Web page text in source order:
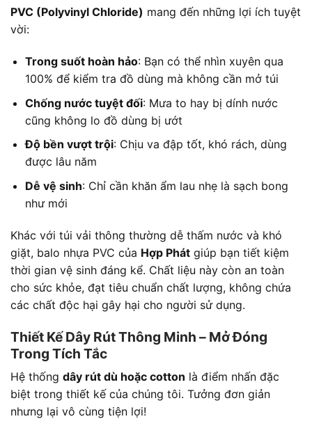
PVC (Polyvinyl Chloride) mang đến những lợi ích tuyệt
vời:
Trong suốt hoàn hảo: Bạn có thể nhìn xuyên qua
100% để kiểm tra đồ dùng mà không cần mở túi
Chống nước tuyệt đối: Mưa to hay bị dính nước
cũng không lo đồ dùng bị ướt
Độ bền vượt trội: Chịu va đập tốt, khó rách, dùng
được lâu năm
Dễ vệ sinh: Chỉ cần khăn ẩm lau nhẹ là sạch bong
như mới
Khác với túi vải thông thường dễ thấm nước và khó
giặt, balo nhựa PVC của Hợp Phát giúp bạn tiết kiệm
thời gian vệ sinh đáng kể. Chất liệu này còn an toàn
cho sức khỏe, đạt tiêu chuẩn chất lượng, không chứa
các chất độc hại gây hại cho người sử dụng.
Thiết Kế Dây Rút Thông Minh – Mở Đóng
Trong Tích Tắc
Hệ thống dây rút dù hoặc cotton là điểm nhấn đặc
biệt trong thiết kế của chúng tôi. Tưởng đơn giản
nhưng lại vô cùng tiện lợi!